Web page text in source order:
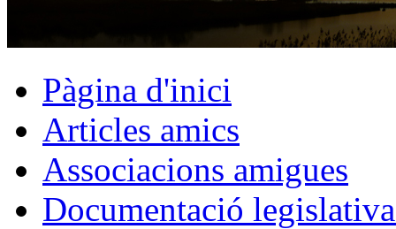
Pàgina d'inici
Articles amics
Associacions amigues
Documentació